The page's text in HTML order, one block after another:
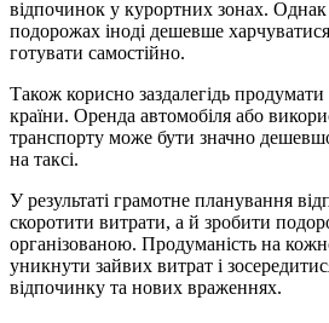
відпочинок у курортних зонах.
подорожах іноді дешевше
готувати самостійно.
Також корисно заздалегідь
країни. Оренда автомобіля або
транспорту може бути значно
на таксі.
У результаті грамотне планування
скоротити витрати, а й зробити
організованою. Продуманість на
уникнути зайвих витрат і
відпочинку та нових враженнях.